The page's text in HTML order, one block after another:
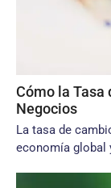
Cómo la Tasa
Negocios
La tasa de
economía global